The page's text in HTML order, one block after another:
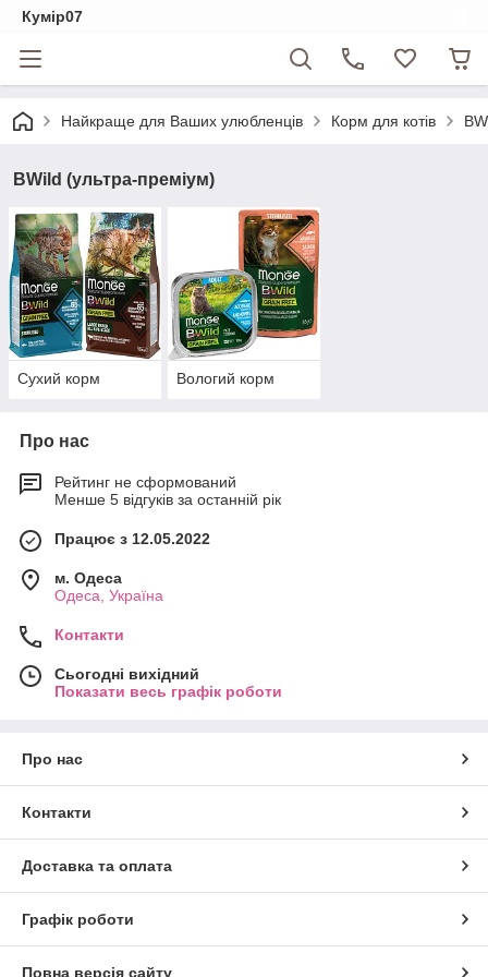
Кумір07
Найкраще для Ваших улюбленців Корм для котів
BWild (ультра-преміум)
Сухий корм Вологий корм
Про нас
Рейтинг не сформований
Менше 5 відгуків за останній рік
Працює з 12.05.2022
м. Одеса
Одеса, Україна
Контакти
Сьогодні вихідний
Показати весь графік роботи
Про нас
Контакти
Доставка та оплата
Графік роботи
Повна версія сайту